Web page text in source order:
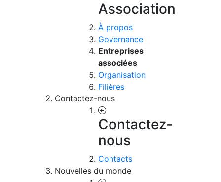
Association
À propos
Governance
Entreprises
associées
Organisation
Filières
Contactez-nous
Contactez-
nous
Contacts
Nouvelles du monde